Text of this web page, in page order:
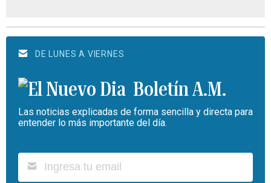
DE LUNES A VIERNES
Boletín A.M.
Las noticias explicadas de forma sencilla y directa para
entender lo más importante del día.